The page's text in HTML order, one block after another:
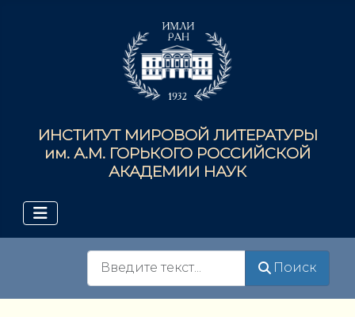
ИНСТИТУТ МИРОВОЙ ЛИТЕРАТУРЫ
им. А.М. ГОРЬКОГО РОССИЙСКОЙ
АКАДЕМИИ НАУК
Поиск